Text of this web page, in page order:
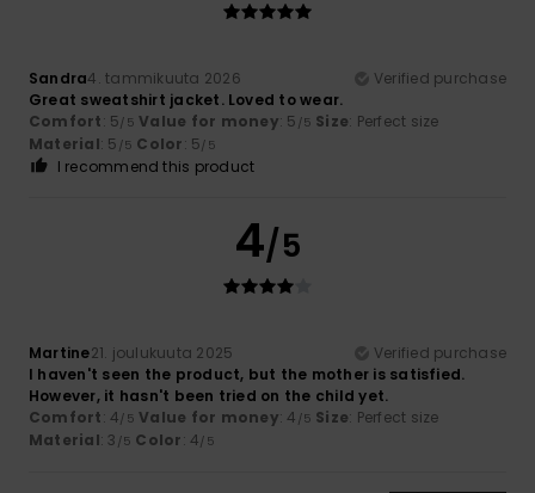
Sandra4. tammikuuta 2026
Verified purchase
Great sweatshirt jacket. Loved to wear.
Comfort: 5/5 Value for money: 5 /5 Size: Perfect size
Material: 5 /5 Color: 5/5
I recommend this product
4/5
Martine21. joulukuuta 2025
Verified purchase
I haven't seen the product, but the mother is satisfied.
However, it hasn't been tried on the child yet.
Comfort: 4/5 Value for money: 4 /5 Size: Perfect size
Material: 3 /5 Color: 4/5